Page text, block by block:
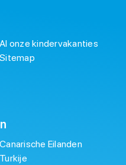
Al onze kindervakanties
Sitemap
Canarische Eilanden
Turkije